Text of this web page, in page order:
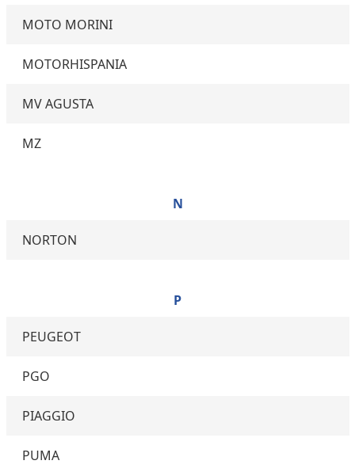
MOTO MORINI
MOTORHISPANIA
MV AGUSTA
MZ
N
NORTON
P
PEUGEOT
PGO
PIAGGIO
PUMA